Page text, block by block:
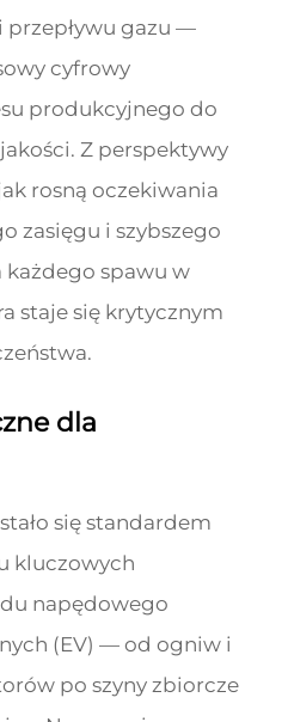
gazu —
cyfrowy
produkcyjnego do
Z perspektywy
rosną oczekiwania
zasięgu i szybszego
każdego spawu w
staje się krytycznym
dla
się standardem
kluczowych
napędowego
(EV) — od ogniw i
po szyny zbiorcze